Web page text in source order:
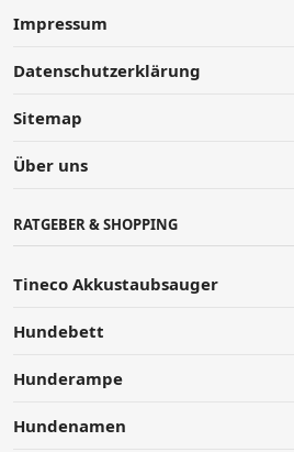
Impressum
Datenschutzerklärung
Sitemap
Über uns
RATGEBER & SHOPPING
Tineco Akkustaubsauger
Hundebett
Hunderampe
Hundenamen